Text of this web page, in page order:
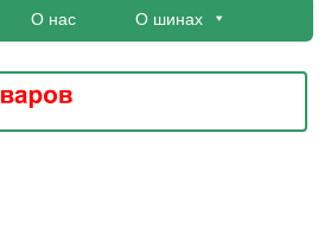
О нас О шинах